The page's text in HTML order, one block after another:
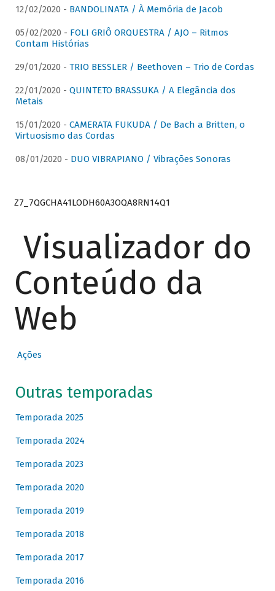
12/02/2020 - BANDOLINATA / À Memória de Jacob
05/02/2020 - FOLI GRIÔ ORQUESTRA / AJO – Ritmos
Contam Histórias
29/01/2020 - TRIO BESSLER / Beethoven – Trio de Cordas
22/01/2020 - QUINTETO BRASSUKA / A Elegância dos
Metais
15/01/2020 - CAMERATA FUKUDA / De Bach a Britten, o
Virtuosismo das Cordas
08/01/2020 - DUO VIBRAPIANO / Vibrações Sonoras
Z7_7QGCHA41LODH60A3OQA8RN14Q1
Visualizador do
Conteúdo da
Web
Ações
Outras temporadas
Temporada 2025
Temporada 2024
Temporada 2023
Temporada 2020
Temporada 2019
Temporada 2018
Temporada 2017
Temporada 2016